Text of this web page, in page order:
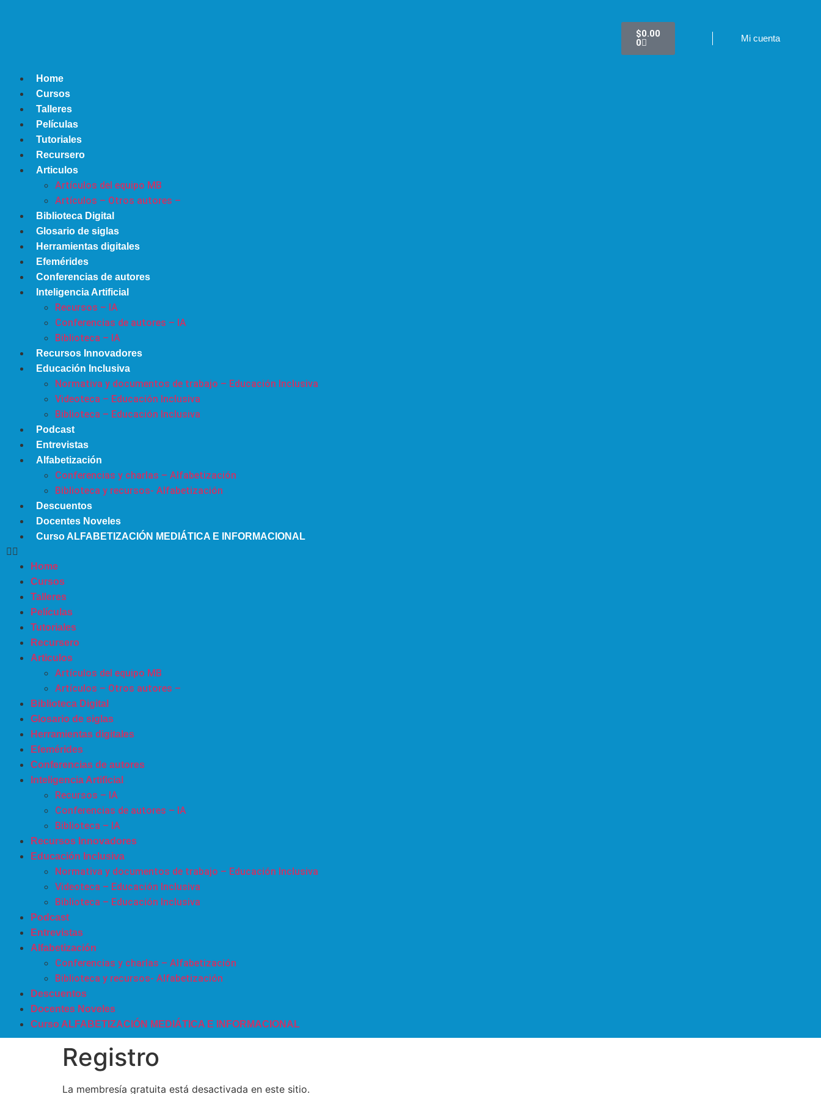
$0.00
0
Mi cuenta
Home
Cursos
Talleres
Películas
Tutoriales
Recursero
Articulos
Artículos del equipo MB
Artículos – Otros autores –
Biblioteca Digital
Glosario de siglas
Herramientas digitales
Efemérides
Conferencias de autores
Inteligencia Artificial
Recursos – IA
Conferencias de autores – IA
Biblioteca – IA
Recursos Innovadores
Educación Inclusiva
Normativa y documentos de trabajo – Educación Inclusiva
Videoteca – Educación Inclusiva
Biblioteca – Educación Inclusiva
Podcast
Entrevistas
Alfabetización
Conferencias y charlas – Alfabetización
Biblioteca y recursos- Alfabetización
Descuentos
Docentes Noveles
Curso ALFABETIZACIÓN MEDIÁTICA E INFORMACIONAL
Home
Cursos
Talleres
Películas
Tutoriales
Recursero
Articulos
Artículos del equipo MB
Artículos – Otros autores –
Biblioteca Digital
Glosario de siglas
Herramientas digitales
Efemérides
Conferencias de autores
Inteligencia Artificial
Recursos – IA
Conferencias de autores – IA
Biblioteca – IA
Recursos Innovadores
Educación Inclusiva
Normativa y documentos de trabajo – Educación Inclusiva
Videoteca – Educación Inclusiva
Biblioteca – Educación Inclusiva
Podcast
Entrevistas
Alfabetización
Conferencias y charlas – Alfabetización
Biblioteca y recursos- Alfabetización
Descuentos
Docentes Noveles
Curso ALFABETIZACIÓN MEDIÁTICA E INFORMACIONAL
Registro
La membresía gratuita está desactivada en este sitio.